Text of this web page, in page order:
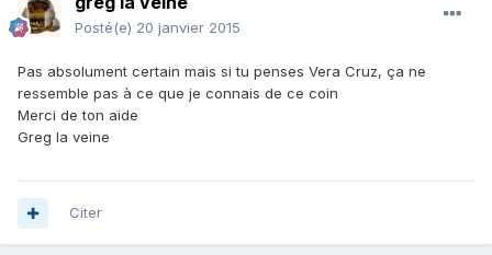
Posté(e) 20 janvier 2015
Pas absolument certain mais si tu penses Vera Cruz, ça ne
ressemble pas à ce que je connais de ce coin
Merci de ton aide
Greg la veine
Citer